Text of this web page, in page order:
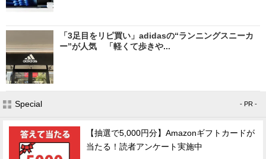
「3足目をリピ買い」adidasの“ランニングスニーカ
ー”が人気 「軽くて歩きや...
Special - PR -
【抽選で5,000円分】Amazonギフトカードが
当たる！読者アンケート実施中